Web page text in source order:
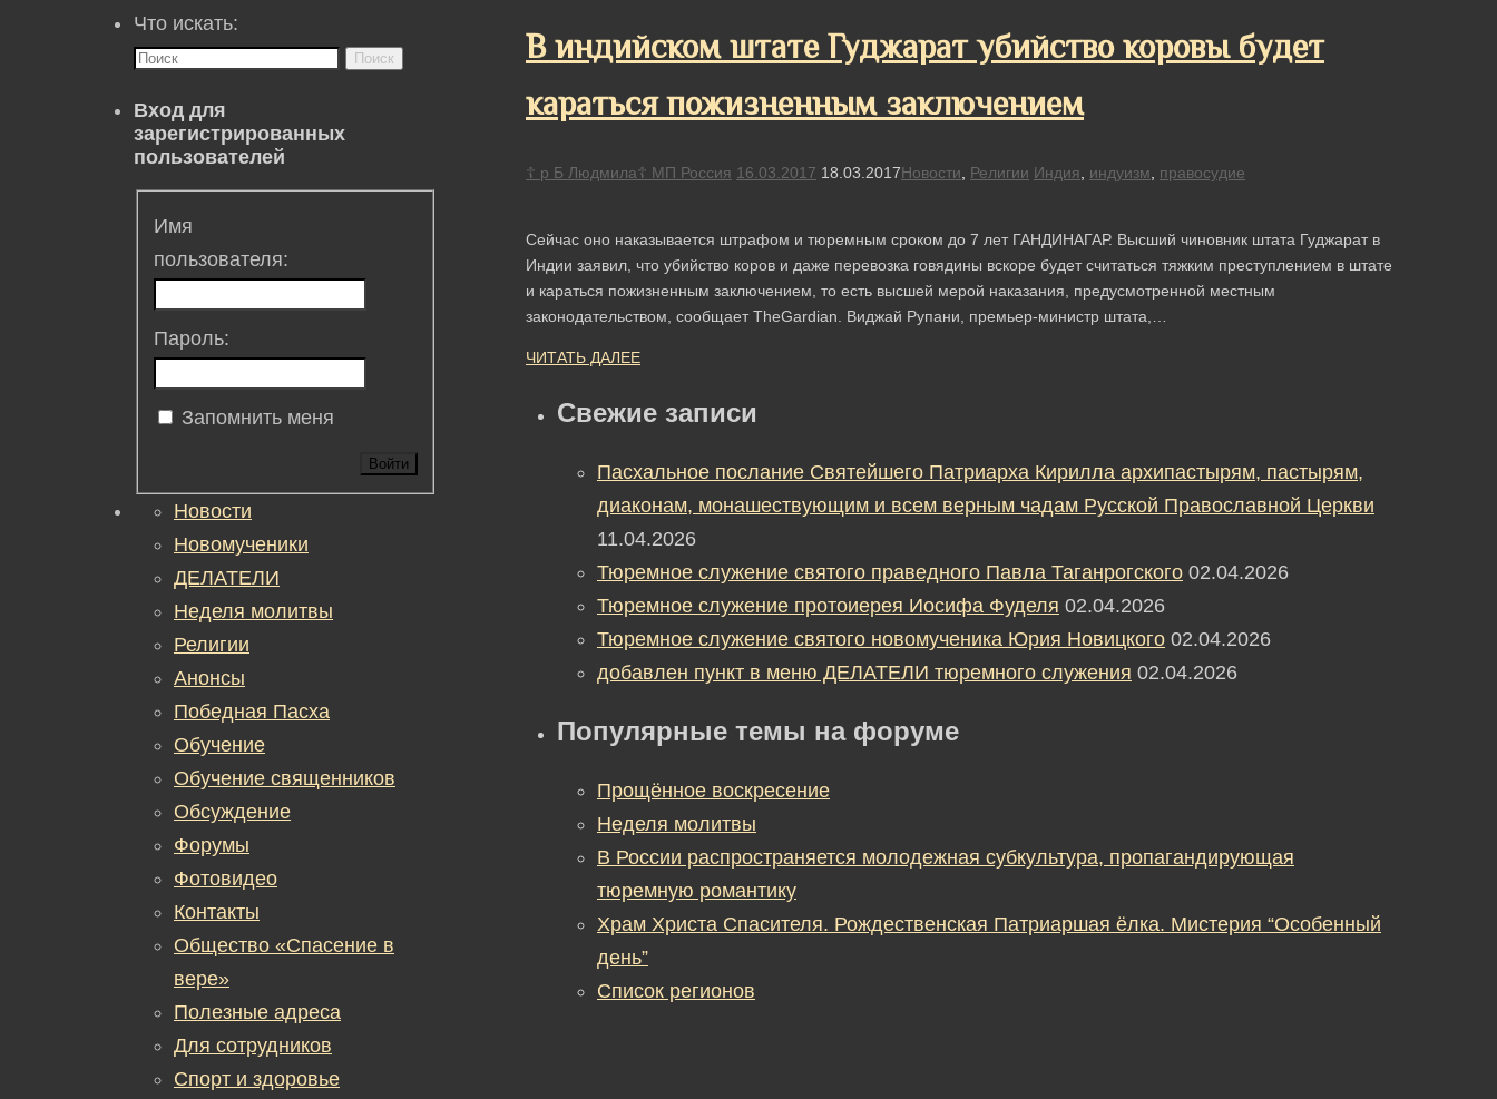
В индийском штате Гуджарат убийство коровы будет
караться пожизненным заключением
☦ р Б Людмила☦ МП Россия 16.03.2017 18.03.2017Новости Религии Индия индуизм правосудие
Сейчас оно наказывается штрафом и тюремным сроком до 7 лет ГАНДИНАГАР. Высший чиновник штата Гуджарат в
Индии заявил, что убийство коров и даже перевозка говядины вскоре будет считаться тяжким преступлением в штате
и караться пожизненным заключением, то есть высшей мерой наказания, предусмотренной местным
законодательством, сообщает TheGardian. Виджай Рупани, премьер-министр штата,…
ЧИТАТЬ ДАЛЕЕ
Свежие записи
Пасхальное послание Святейшего Патриарха Кирилла архипастырям, пастырям,
диаконам, монашествующим и всем верным чадам Русской Православной Церкви
11.04.2026
Тюремное служение святого праведного Павла Таганрогского 02.04.2026
Тюремное служение протоиерея Иосифа Фуделя 02.04.2026
Тюремное служение святого новомученика Юрия Новицкого 02.04.2026
добавлен пункт в меню ДЕЛАТЕЛИ тюремного служения 02.04.2026
Популярные темы на форуме
Прощённое воскресение
Неделя молитвы
В России распространяется молодежная субкультура, пропагандирующая
тюремную романтику
Храм Христа Спасителя. Рождественская Патриаршая ёлка. Мистерия “Особенный
день”
Список регионов
Что искать:
Поиск
Вход для
зарегистрированных
пользователей
Имя
пользователя:
Пароль:
Запомнить меня
Войти
Новости
Новомученики
ДЕЛАТЕЛИ
Неделя молитвы
Религии
Анонсы
Победная Пасха
Обучение
Обучение священников
Обсуждение
Форумы
Фотовидео
Контакты
Общество «Спасение в
вере»
Полезные адреса
Для сотрудников
Спорт и здоровье